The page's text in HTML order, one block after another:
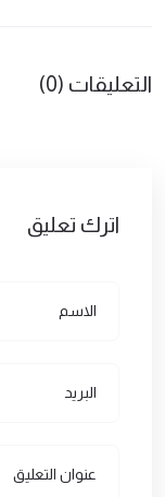
التعليقات (0)
اترك تعليق